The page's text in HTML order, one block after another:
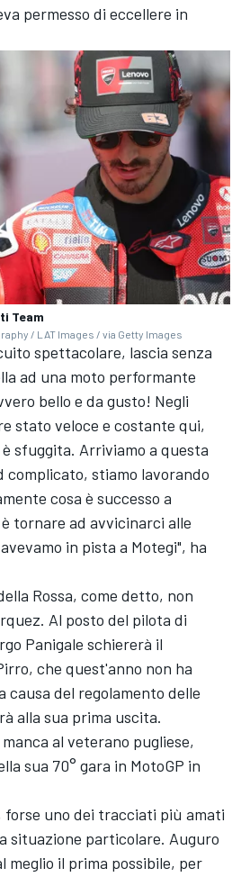
permesso di eccellere in
Team
/ LAT Images / via Getty Images
spettacolare, lascia senza
ad una moto performante
bello e da gusto! Negli
stato veloce e costante qui,
sfuggita. Arriviamo a questa
complicato, stiamo lavorando
cosa è successo a
tornare ad avvicinarci alle
in pista a Motegi", ha
Rossa, come detto, non
Al posto del pilota di
Panigale schiererà il
, che quest'anno non ha
del regolamento delle
alla sua prima uscita.
al veterano pugliese,
sua 70° gara in MotoGP in
forse uno dei tracciati più amati
situazione particolare. Auguro
meglio il prima possibile, per